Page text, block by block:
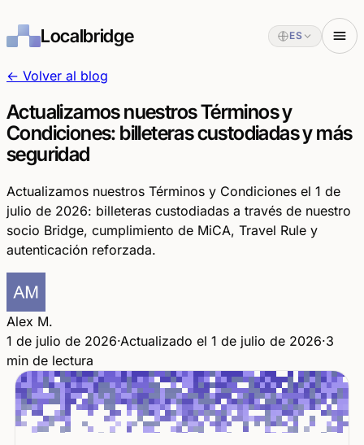
Localbridge ES
← Volver al blog
Actualizamos nuestros Términos y
Condiciones: billeteras custodiadas y más
seguridad
Actualizamos nuestros Términos y Condiciones el 1 de
julio de 2026: billeteras custodiadas a través de nuestro
socio Bridge, cumplimiento de MiCA, Travel Rule y
autenticación reforzada.
Alex M.
1 de julio de 2026·Actualizado el 1 de julio de 2026·3
min de lectura